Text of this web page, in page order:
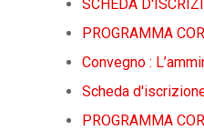
SCHEDA
PROGRAMMA
Convegno :
Scheda
PROGRAMMA